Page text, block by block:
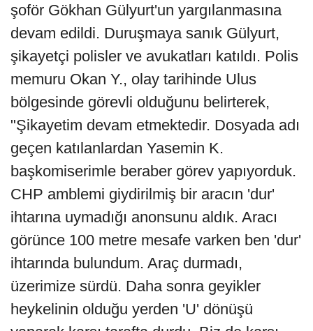
şoför Gökhan Gülyurt'un yargılanmasına
devam edildi. Duruşmaya sanık Gülyurt,
şikayetçi polisler ve avukatları katıldı. Polis
memuru Okan Y., olay tarihinde Ulus
bölgesinde görevli olduğunu belirterek,
"Şikayetim devam etmektedir. Dosyada adı
geçen katılanlardan Yasemin K.
başkomiserimle beraber görev yapıyorduk.
CHP amblemi giydirilmiş bir aracın 'dur'
ihtarına uymadığı anonsunu aldık. Aracı
görünce 100 metre mesafe varken ben 'dur'
ihtarında bulundum. Araç durmadı,
üzerimize sürdü. Daha sonra geyikler
heykelinin olduğu yerden 'U' dönüşü